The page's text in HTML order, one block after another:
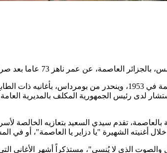
73 عاما بعد صراع مع المرض، حسبما علم لدى أقربائه.
لدى رئيس الجمهورية المكلف بالمديرية
بالعاصمة، تقدم سيدي السعيد بتعازيه الخالصة
أغنيته الشهيرة "يا دزاير يا العاصمة"، أو في
والصوت الذي لا يُنسى"، مستذكراً أشهر